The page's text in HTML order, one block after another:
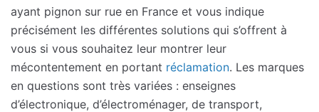
ayant pignon sur rue en France et vous indique
précisément les différentes solutions qui s’offrent à
vous si vous souhaitez leur montrer leur
mécontentement en portant réclamation. Les marques
en questions sont très variées : enseignes
d’électronique, d’électroménager, de transport,